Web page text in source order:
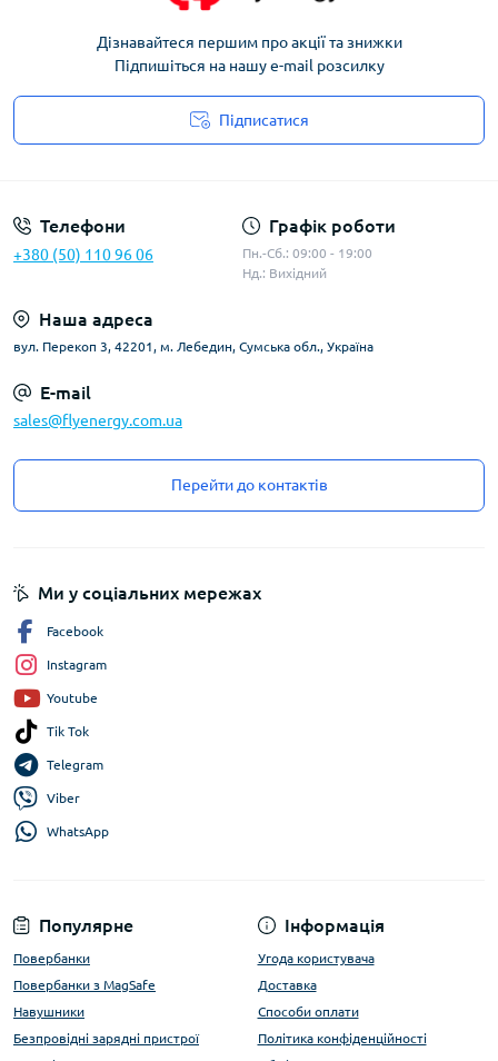
Дізнавайтеся першим про акції та знижки
Підпишіться на нашу e-mail розсилку
Підписатися
Телефони
+380 (50) 110 96 06
Графік роботи
Пн.-Сб.: 09:00 - 19:00
Нд.: Вихідний
Наша адреса
вул. Перекоп 3, 42201, м. Лебедин, Сумська обл., Україна
E-mail
sales@flyenergy.com.ua
Перейти до контактів
Популярне
Повербанки
Повербанки з MagSafe
Навушники
Безпровідні зарядні пристрої
Інформація
Угода користувача
Доставка
Способи оплати
Політика конфіденційності
Ми у соціальних мережах
Facebook
Instagram
Youtube
Tik Tok
Telegram
Viber
WhatsApp